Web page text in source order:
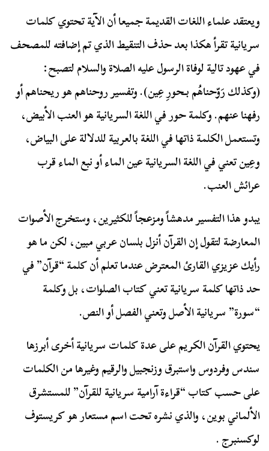
ويعتقد علماء اللغات القديمة جميعا أن الآية تحتوي كلمات
سريانية تقرأ هكذا بعد حذف التنقيط الذي تم إضافته للمصحف
في عهود تالية لوفاة الرسول عليه الصلاة والسلام لتصبح:
(وكذلك رَوّحناهُم بـحورِ عِين). وتفسير روحناهم هو ريحناهم أو
رفهنا عنهم. وكلمة حور في اللغة السريانية هو العنب الأبيض،
وتستعمل الكلمة ذاتها في اللغة بالعربية للدلالة على البياض،
وعِين تعني في اللغة السريانية عين الماء أو نبع الماء قرب
عرائش العنب.
يبدو هذا التفسير مدهشاً ومزعجاً للكثيرين، وستخرج الأصوات
المعارضة لتقول إن القرآن أنزل بلسان عربي مبين، لكن ما هو
رأيك عزيزي القارئ المعترض عندما تعلم أن كلمة “قرآن” في
حد ذاتها كلمة سريانية تعني كتاب الصلوات، بل وكلمة
“سورة” سريانية الأصل وتعني الفصل أو النص.
يحتوي القرآن الكريم على عدة كلمات سريانية أخرى أبرزها
سندس وفردوس واستبرق وزنجبيل والرقيم وغيرها من الكلمات
على حسب كتاب “قراءة آرامية سريانية للقرآن” للمستشرق
الألماني بوين، والذي نشره تحت اسم مستعار هو كريستوف
لوكسنبرج .